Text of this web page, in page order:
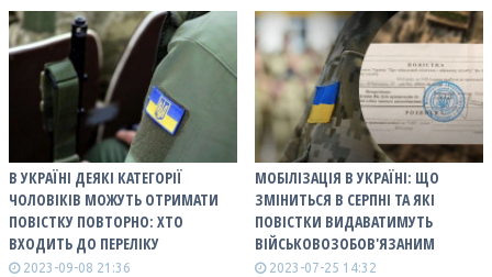
В УКРАЇНІ ДЕЯКІ КАТЕГОРІЇ
ЧОЛОВІКІВ МОЖУТЬ ОТРИМАТИ
ПОВІСТКУ ПОВТОРНО: ХТО
ВХОДИТЬ ДО ПЕРЕЛІКУ
2023-09-08 21:36
МОБІЛІЗАЦІЯ В УКРАЇНІ: ЩО
ЗМІНИТЬСЯ В СЕРПНІ ТА ЯКІ
ПОВІСТКИ ВИДАВАТИМУТЬ
ВІЙСЬКОВОЗОБОВ'ЯЗАНИМ
2023-07-25 14:32